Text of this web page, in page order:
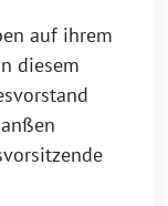
auf ihrem
diesem